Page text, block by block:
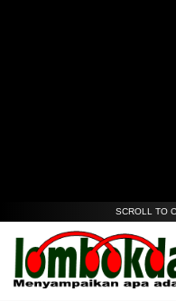
SCROLL TO